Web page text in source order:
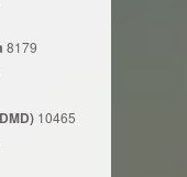
8179
10465